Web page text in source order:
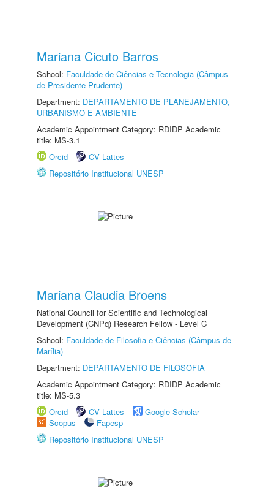
Mariana Cicuto Barros
School: Faculdade de Ciências e Tecnologia (Câmpus
de Presidente Prudente)
Department: DEPARTAMENTO DE PLANEJAMENTO,
URBANISMO E AMBIENTE
Academic Appointment Category: RDIDP Academic
title: MS-3.1
Orcid
CV Lattes
Repositório Institucional UNESP
Mariana Claudia Broens
National Council for Scientific and Technological
Development (CNPq) Research Fellow - Level C
School: Faculdade de Filosofia e Ciências (Câmpus de
Marília)
Department: DEPARTAMENTO DE FILOSOFIA
Academic Appointment Category: RDIDP Academic
title: MS-5.3
Orcid
CV Lattes
Google Scholar
Scopus
Fapesp
Repositório Institucional UNESP